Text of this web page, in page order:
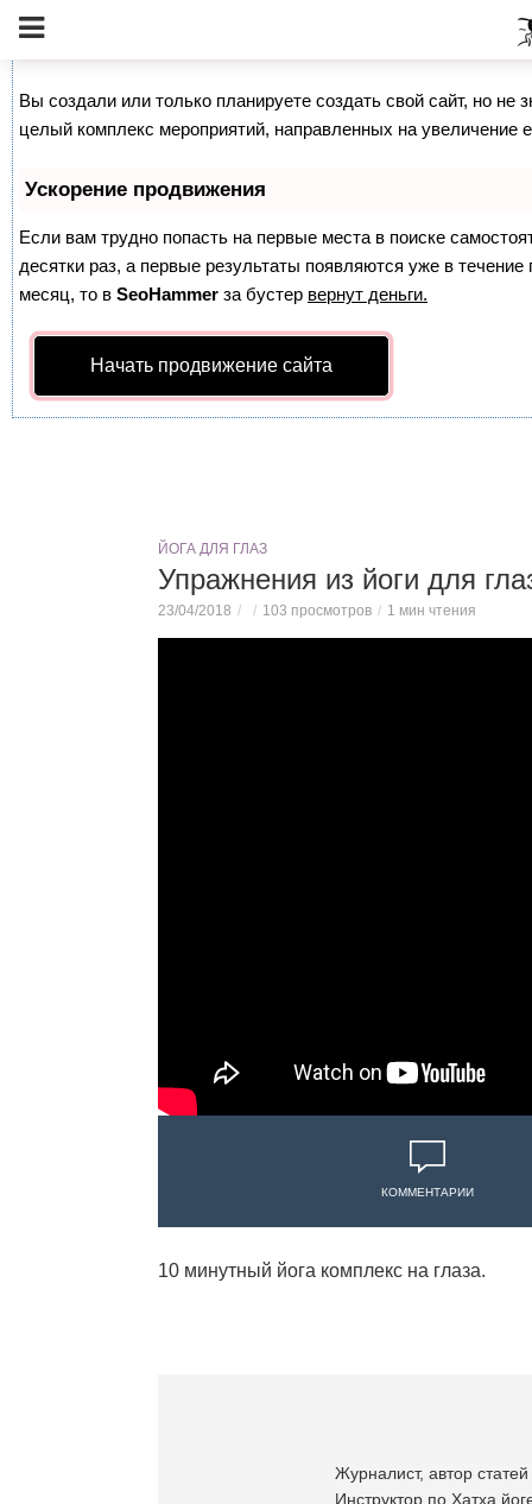
Как продвинуть сайт на первые места?
Вы создали или только планируете создать свой сайт, но не
целый комплекс мероприятий, направленных на увеличение
Ускорение продвижения
Если вам трудно попасть на первые места в поиске
десятки раз, а первые результаты появляются уже в
месяц, то в SeoHammer за бустер вернут деньги.
Начать продвижение сайта
ЙОГА ДЛЯ ГЛАЗ
Упражнения из йоги для
23/04/2018 103 просмотров 1 мин чтения
КОММЕНТАРИИ
10 минутный йога комплекс на глаза.
Журналист, автор
Инструктор по Хатха